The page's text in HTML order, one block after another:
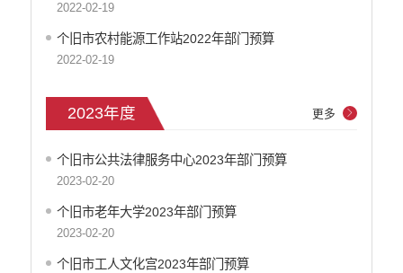
2022-02-19
个旧市农村能源工作站2022年部门预算
2022-02-19
2023年度
个旧市公共法律服务中心2023年部门预算
2023-02-20
个旧市老年大学2023年部门预算
2023-02-20
个旧市工人文化宫2023年部门预算
更多